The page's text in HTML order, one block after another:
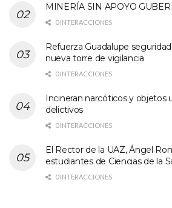
MINERÍA SIN APOYO
0 INTERACCIONES
Refuerza Guadalupe
nueva torre de vigilancia
0 INTERACCIONES
Incineran narcóticos y objetos
delictivos
0 INTERACCIONES
El Rector de la UAZ, Ángel
estudiantes de Ciencias de la
0 INTERACCIONES